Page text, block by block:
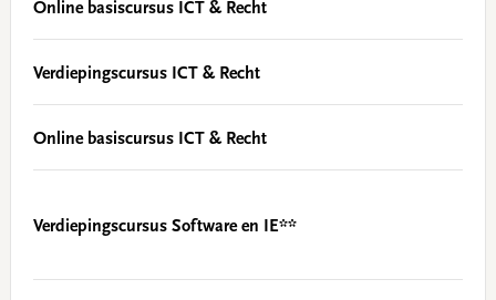
Online basiscursus ICT & Recht
Verdiepingscursus ICT & Recht
Online basiscursus ICT & Recht
Verdiepingscursus Software en IE**